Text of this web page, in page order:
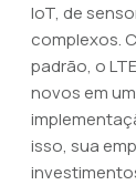
IoT, de
complexos.
padrão, o
novos em
isso, sua